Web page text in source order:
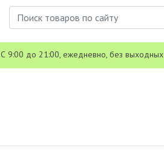
С 9:00 до 21:00, ежедневно, без выходных